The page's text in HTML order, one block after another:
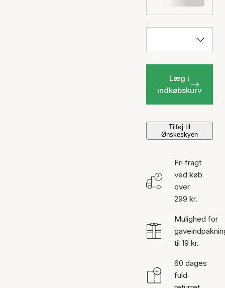
Læg i
indkøbskurv
Tilføj til
Ønskeskyen
Fri fragt
ved køb
over
299 kr.
Mulighed for
til 19 kr.
60 dages
fuld